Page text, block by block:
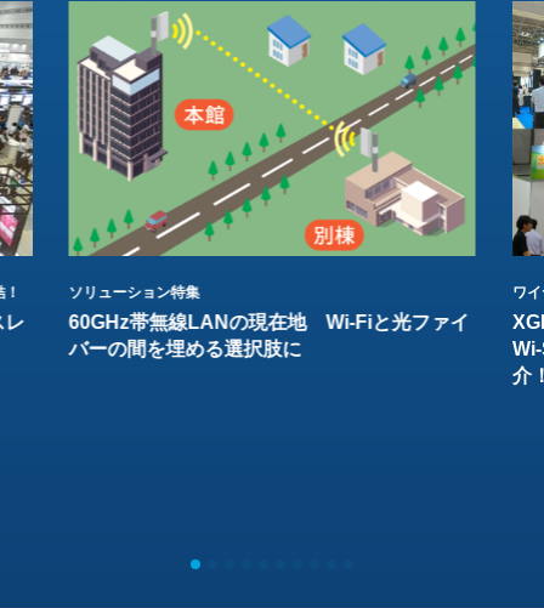
レ
ソリューション特集
60GHz帯無線LANの現在地 Wi-Fiと光ファイ
バーの間を埋める選択肢に
ワ
介